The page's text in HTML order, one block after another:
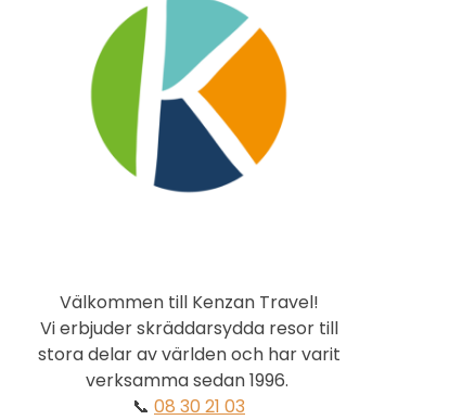
Välkommen till Kenzan Travel!
Vi erbjuder skräddarsydda resor till
stora delar av världen och har varit
verksamma sedan 1996.
📞 08 30 21 03